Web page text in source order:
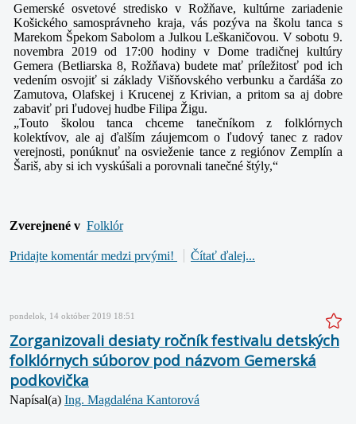
Gemerské osvetové stredisko v Rožňave, kultúrne zariadenie
Košického samosprávneho kraja, vás pozýva na školu tanca s
Marekom Špekom Sabolom a Julkou Leškaničovou. V sobotu 9.
novembra 2019 od 17:00 hodiny v Dome tradičnej kultúry
Gemera (Betliarska 8, Rožňava) budete mať príležitosť pod ich
vedením osvojiť si základy Višňovského verbunku a čardáša zo
Zamutova, Olafskej i Krucenej z Krivian, a pritom sa aj dobre
zabaviť pri ľudovej hudbe Filipa Žigu.
„Touto školou tanca chceme tanečníkom z folklórnych
kolektívov, ale aj ďalším záujemcom o ľudový tanec z radov
verejnosti, ponúknuť na osvieženie tance z regiónov Zemplín a
Šariš, aby si ich vyskúšali a porovnali tanečné štýly,“
Zverejnené v Folklór
Pridajte komentár medzi prvými! Čítať ďalej...
pondelok, 14 október 2019 18:51
Zorganizovali desiaty ročník festivalu detských
folklórnych súborov pod názvom Gemerská
podkovička
Napísal(a) Ing. Magdaléna Kantorová